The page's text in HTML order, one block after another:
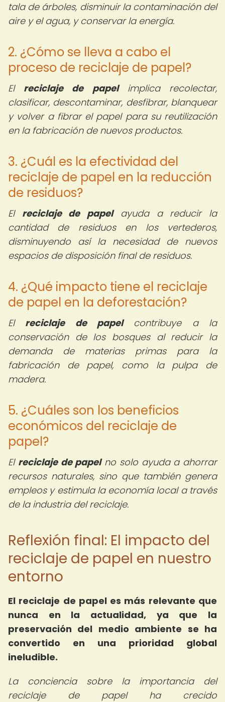
tala de árboles, disminuir la contaminación del
aire y el agua, y conservar la energía.
2. ¿Cómo se lleva a cabo el
proceso de reciclaje de papel?
El reciclaje de papelimplica recolectar,
clasificar, descontaminar, desfibrar, blanquear
y volver a fibrar el papel para su reutilización
en la fabricación de nuevos productos.
3. ¿Cuál es la efectividad del
reciclaje de papel en la reducción
de residuos?
El reciclaje de papelayuda a reducir la
cantidad de residuos en los vertederos,
disminuyendo así la necesidad de nuevos
espacios de disposición final de residuos.
4. ¿Qué impacto tiene el reciclaje
de papel en la deforestación?
El reciclaje de papelcontribuye a la
conservación de los bosques al reducir la
demanda de materias primas para la
fabricación de papel, como la pulpa de
madera.
5. ¿Cuáles son los beneficios
económicos del reciclaje de
papel?
El reciclaje de papelno solo ayuda a ahorrar
recursos naturales, sino que también genera
empleos y estimula la economía local a través
de la industria del reciclaje.
Reflexión final: El impacto del
reciclaje de papel en nuestro
entorno
El reciclaje de papel es más relevante que
nunca en la actualidad, ya que la
preservación del medio ambiente se ha
convertido en una prioridad global
ineludible.
La conciencia sobre la importancia del
reciclaje de papel ha crecido